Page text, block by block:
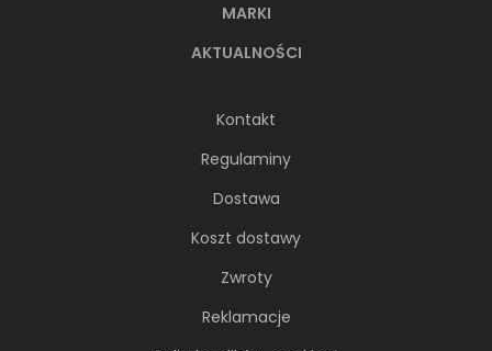
MARKI
AKTUALNOŚCI
Kontakt
Regulaminy
Dostawa
Koszt dostawy
Zwroty
Reklamacje